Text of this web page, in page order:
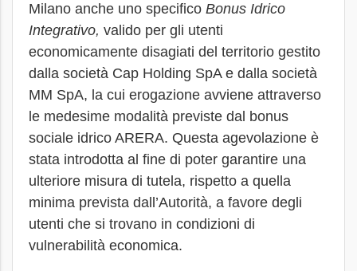
Milano anche uno specifico Bonus Idrico
Integrativo, valido per gli utenti
economicamente disagiati del territorio gestito
dalla società Cap Holding SpA e dalla società
MM SpA, la cui erogazione avviene attraverso
le medesime modalità previste dal bonus
sociale idrico ARERA. Questa agevolazione è
stata introdotta al fine di poter garantire una
ulteriore misura di tutela, rispetto a quella
minima prevista dall’Autorità, a favore degli
utenti che si trovano in condizioni di
vulnerabilità economica.